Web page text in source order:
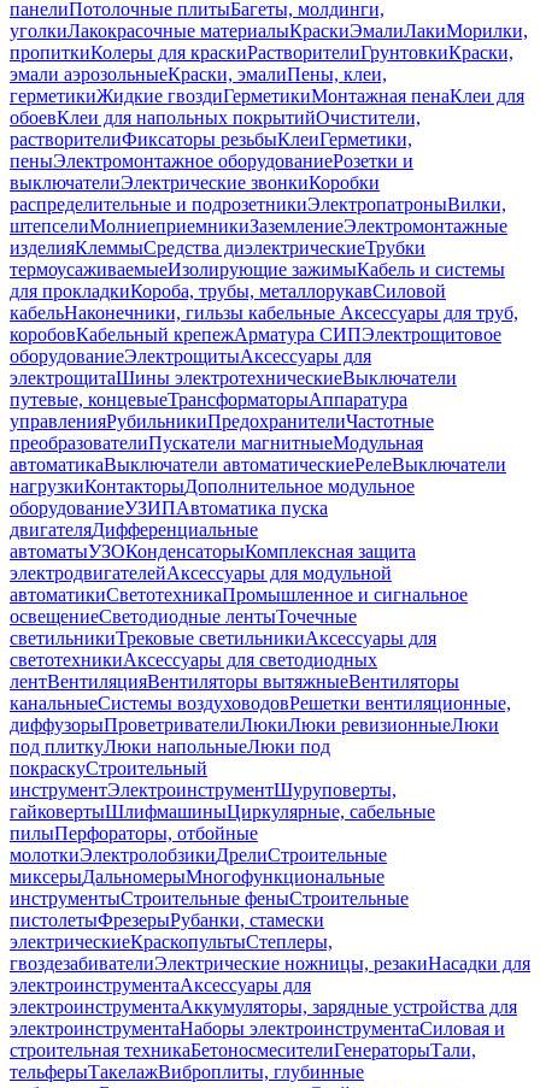
панелиПотолочные плитыБагеты, молдинги,
уголкиЛакокрасочные материалыКраскиЭмалиЛакиМорилки,
пропиткиКолеры для краскиРастворителиГрунтовкиКраски,
эмали аэрозольныеКраски, эмалиПены, клеи,
герметикиЖидкие гвоздиГерметикиМонтажная пенаКлеи для
обоевКлеи для напольных покрытийОчистители,
растворителиФиксаторы резьбыКлеиГерметики,
пеныЭлектромонтажное оборудованиеРозетки и
выключателиЭлектрические звонкиКоробки
распределительные и подрозетникиЭлектропатроныВилки,
штепселиМолниеприемникиЗаземлениеЭлектромонтажные
изделияКлеммыСредства диэлектрическиеТрубки
термоусаживаемыеИзолирующие зажимыКабель и системы
для прокладкиКороба, трубы, металлорукавСиловой
кабельНаконечники, гильзы кабельные Аксессуары для труб,
коробовКабельный крепежАрматура СИПЭлектрощитовое
оборудованиеЭлектрощитыАксессуары для
электрощитаШины электротехническиеВыключатели
путевые, концевыеТрансформаторыАппаратура
управленияРубильникиПредохранителиЧастотные
преобразователиПускатели магнитныеМодульная
автоматикаВыключатели автоматическиеРелеВыключатели
нагрузкиКонтакторыДополнительное модульное
оборудованиеУЗИПАвтоматика пуска
двигателяДифференциальные
автоматыУЗОКонденсаторыКомплексная защита
электродвигателейАксессуары для модульной
автоматикиСветотехникаПромышленное и сигнальное
освещениеСветодиодные лентыТочечные
светильникиТрековые светильникиАксессуары для
светотехникиАксессуары для светодиодных
лентВентиляцияВентиляторы вытяжныеВентиляторы
канальныеСистемы воздуховодовРешетки вентиляционные,
диффузорыПроветривателиЛюкиЛюки ревизионныеЛюки
под плиткуЛюки напольныеЛюки под
покраскуСтроительный
инструментЭлектроинструментШуруповерты,
гайковертыШлифмашиныЦиркулярные, сабельные
пилыПерфораторы, отбойные
молоткиЭлектролобзикиДрелиСтроительные
миксерыДальномерыМногофункциональные
инструментыСтроительные феныСтроительные
пистолетыФрезерыРубанки, стамески
электрическиеКраскопультыСтеплеры,
гвоздезабивателиЭлектрические ножницы, резакиНасадки для
электроинструментаАксессуары для
электроинструментаАккумуляторы, зарядные устройства для
электроинструментаНаборы электроинструментаСиловая и
строительная техникаБетоносмесителиГенераторыТали,
тельферыТакелажВиброплиты, глубинные